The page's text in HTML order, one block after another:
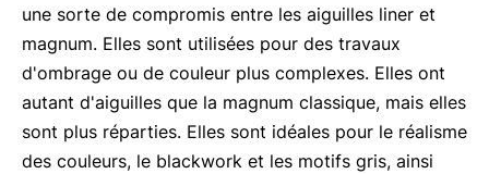
une sorte de compromis entre les aiguilles liner et
magnum. Elles sont utilisées pour des travaux
d'ombrage ou de couleur plus complexes. Elles ont
autant d'aiguilles que la magnum classique, mais elles
sont plus réparties. Elles sont idéales pour le réalisme
des couleurs, le blackwork et les motifs gris, ainsi